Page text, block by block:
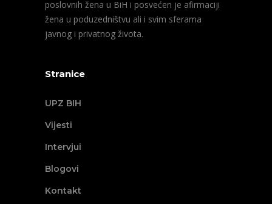
poslovnih žena u BiH i posvećen je afirmaciji
žena u poduzedništvu ali i svim sferama
javnog i privatnog života.
Stranice
UPZ BIH
Vijesti
Intervjui
Blogovi
Kontakt